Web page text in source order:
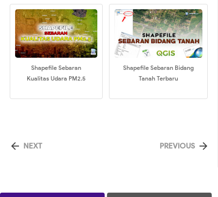
Shapefile Sebaran
Kualitas Udara PM2.5
Shapefile Sebaran Bidang
Tanah Terbaru
 NEXT 
PREVIOUS